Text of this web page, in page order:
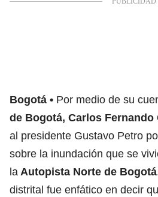
Bogotá Por medio de su
de Bogotá, Carlos Fernando
al presidente Gustavo Petro
sobre la inundación que se
la Autopista Norte de Bogotá
distrital fue enfático en decir